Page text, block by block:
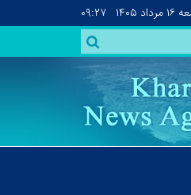
۱۶ مرداد ۱۴۰۵ ۰۹:۲۷